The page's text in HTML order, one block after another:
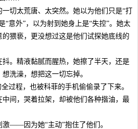
切太荒唐、太突然。她以为他们只是“打
“意外”，以为射到她身上是“失控”。她太
猥亵，更没想过这是他们试探她底线的
。精液黏腻而腥热，她擦了半天，还是
洗澡，想把这一切忘掉。
过程，也被科菲的手机偷偷录了下来。
间，哭着拉架，却被他们各种揩油，最
——因为她“主动”抱住了他们。